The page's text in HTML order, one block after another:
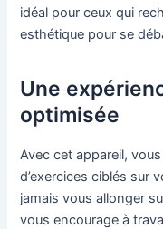
idéal pour ceux qui
esthétique pour se
Une
optimisée
Avec cet appareil,
d’exercices ciblés sur
jamais vous allonger
vous encourage à